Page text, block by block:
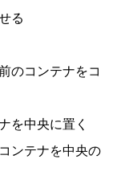
る
のコンテナをコ
を中央に置く
ンテナを中央の